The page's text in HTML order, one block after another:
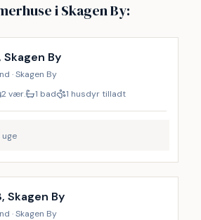
i Skagen By:
Skagen By
· Skagen By
2 vær. 1 bad
1 husdyr tilladt
Skagen By
· Skagen By